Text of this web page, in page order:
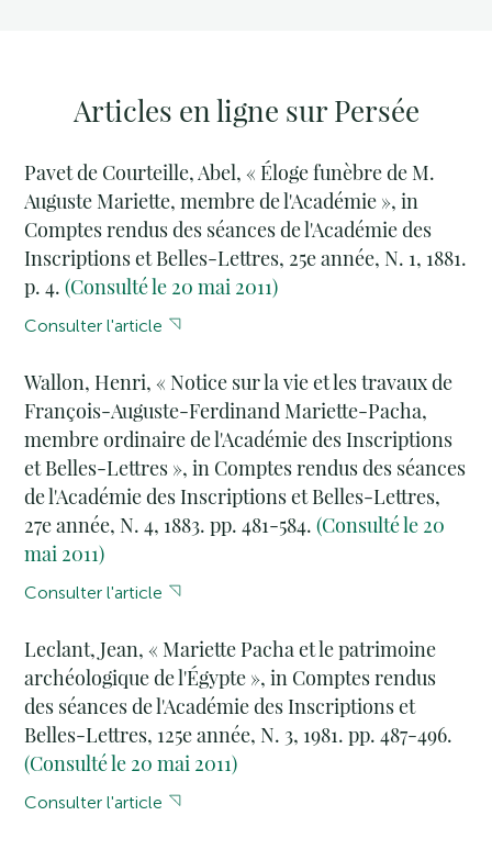
Articles en ligne sur Persée
Pavet de Courteille, Abel, « Éloge funèbre de M.
Auguste Mariette, membre de l'Académie », in
Comptes rendus des séances de l'Académie des
Inscriptions et Belles-Lettres, 25e année, N. 1, 1881.
p. 4.(Consulté le 20 mai 2011)
Consulter l'article
Wallon, Henri, « Notice sur la vie et les travaux de
François-Auguste-Ferdinand Mariette-Pacha,
membre ordinaire de l'Académie des Inscriptions
et Belles-Lettres », in Comptes rendus des séances
de l'Académie des Inscriptions et Belles-Lettres,
27e année, N. 4, 1883. pp. 481-584.(Consulté le 20
mai 2011)
Consulter l'article
Leclant, Jean, « Mariette Pacha et le patrimoine
archéologique de l'Égypte », in Comptes rendus
des séances de l'Académie des Inscriptions et
Belles-Lettres, 125e année, N. 3, 1981. pp. 487-496.
(Consulté le 20 mai 2011)
Consulter l'article